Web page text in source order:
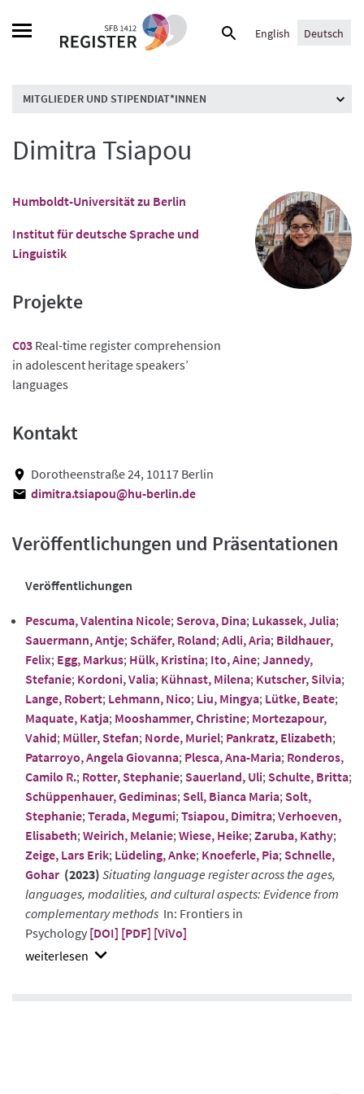
Suche
English Deutsch
MITGLIEDER UND STIPENDIAT*INNEN
Dimitra Tsiapou
Humboldt-Universität zu Berlin
Institut für deutsche Sprache und
Linguistik
Projekte
C03 Real-time register comprehension
in adolescent heritage speakers’
languages
Kontakt
Dorotheenstraße 24, 10117 Berlin
dimitra.tsiapou@hu-berlin.de
Veröffentlichungen und Präsentationen
Veröffentlichungen
Pescuma, Valentina Nicole;Serova, Dina; Lukassek, Julia;
Sauermann, Antje;Schäfer, Roland;Adli, Aria; Bildhauer,
Felix; Egg, Markus; Hülk, Kristina; Ito, Aine;Jannedy,
Stefanie; Kordoni, Valia; Kühnast, Milena; Kutscher, Silvia;
Lange, Robert; Lehmann, Nico; Liu, Mingya; Lütke, Beate;
Maquate, Katja; Mooshammer, Christine; Mortezapour,
Vahid; Müller, Stefan; Norde, Muriel; Pankratz, Elizabeth;
Patarroyo, Angela Giovanna; Plesca, Ana-Maria; Ronderos,
Camilo R.; Rotter, Stephanie;Sauerland, Uli;Schulte, Britta;
Schüppenhauer, Gediminas;Sell, Bianca Maria;Solt,
Stephanie;Terada, Megumi;Tsiapou, Dimitra;Verhoeven,
Elisabeth;Weirich, Melanie;Wiese, Heike;Zaruba, Kathy;
Zeige, Lars Erik; Lüdeling, Anke; Knoeferle, Pia;Schnelle,
Gohar (2023) Situating language register across the ages,
languages, modalities, and cultural aspects: Evidence from
complementary methods In: Frontiers in
Psychology [DOI] [PDF] [ViVo]
show